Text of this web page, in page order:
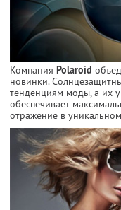
Компания Polaroid
новинки.
тенденциям моды, а их
обеспечивает
отражение в